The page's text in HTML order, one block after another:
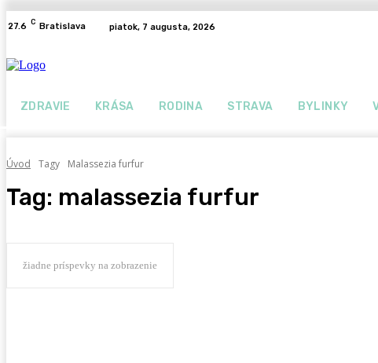
27.6 C Bratislava piatok, 7 augusta, 2026
ZDRAVIE KRÁSA RODINA STRAVA BYLINKY
Úvod Tagy Malassezia furfur
Tag: malassezia furfur
žiadne príspevky na zobrazenie